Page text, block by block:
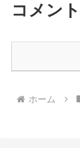
コメント
ホーム